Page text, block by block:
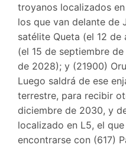
troyanos localizados
los que van delante de
satélite Queta (el 12
(el 15 de septiembre
de 2028); y (21900)
Luego saldrá de ese
terrestre, para recibir
diciembre de 2030, y
localizado en L5, el
encontrarse con (617)